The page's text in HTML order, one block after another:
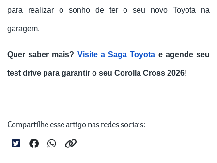
para realizar o sonho de ter o seu novo Toyota na
garagem.
Quer saber mais? Visite a Saga Toyota e agende seu
test drive para garantir o seu Corolla Cross 2026!
Compartilhe esse artigo nas redes sociais: